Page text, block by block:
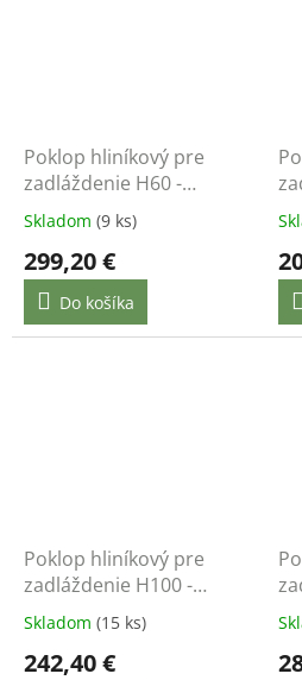
Poklop hliníkový pre
zadláždenie H60 -
1000x1000 - nosnosť do
12,5 t
Skladom (9 ks)
299,20 €
Do košíka
Poklop hliníkový pre
zadláždenie H100 -
500x500 - nosnosť do
12,5
Skladom (15 ks)
242,40 €